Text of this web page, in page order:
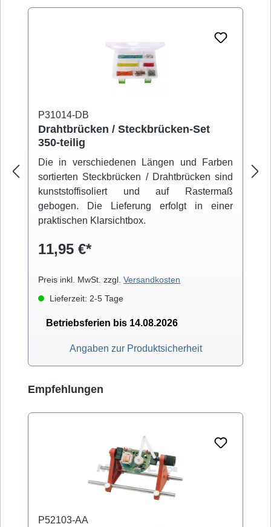
P31014-DB
Drahtbrücken / Steckbrücken-Set
350-teilig
Die in verschiedenen Längen und Farben
sortierten Steckbrücken / Drahtbrücken sind
kunststoffisoliert und auf Rastermaß
gebogen. Die Lieferung erfolgt in einer
praktischen Klarsichtbox.
11,95 €*
Preis inkl. MwSt. zzgl. Versandkosten
Lieferzeit: 2-5 Tage
Betriebsferien bis 14.08.2026
Angaben zur Produktsicherheit
Produktgalerie überspringen
Empfehlungen
P52103-AA